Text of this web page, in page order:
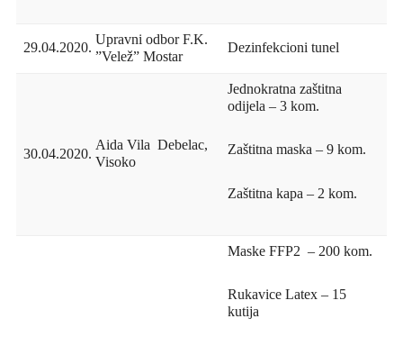
29.04.2020. Upravni odbor F.K.
”Velež” Mostar
Dezinfekcioni tunel
30.04.2020.
Aida Vila Debelac,
Visoko
Jednokratna zaštitna
odijela – 3 kom.
Zaštitna maska – 9 kom.
Zaštitna kapa – 2 kom.
Maske FFP2 – 200 kom.
Rukavice Latex – 15
kutija